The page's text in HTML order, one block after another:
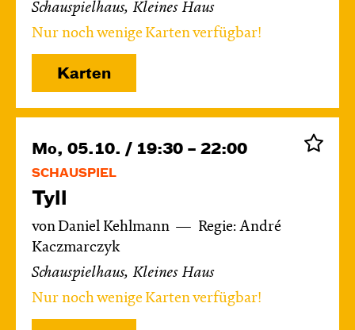
Schauspielhaus, Kleines Haus
Nur noch wenige Karten verfügbar!
Karten
Mo, 05.10. / 19:30 – 22:00
SCHAUSPIEL
Tyll
von Daniel Kehlmann
Regie: André
Kaczmarczyk
Schauspielhaus, Kleines Haus
Nur noch wenige Karten verfügbar!